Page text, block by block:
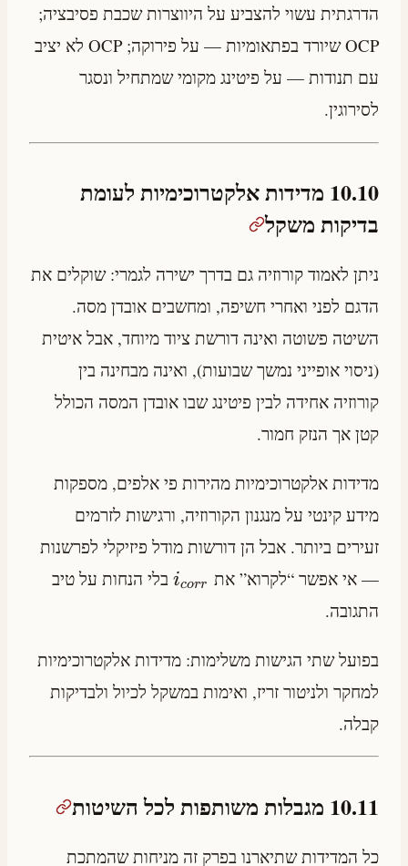
הדרגתית עשוי להצביע על היווצרות שכבת פסיבציה;
OCP שיורד בפתאומיות — על פירוקה; OCP לא יציב
עם תנודות — על פיטינג מקומי שמתחיל ונסגר
לסירוגין.
10.10 מדידות אלקטרוכימיות לעומת
בדיקות משקל
ניתן לאמוד קורוזיה גם בדרך ישירה לגמרי: שוקלים את
הדגם לפני ואחרי חשיפה, ומחשבים אובדן מסה.
השיטה פשוטה ואינה דורשת ציוד מיוחד, אבל איטית
(ניסוי אופייני נמשך שבועות), ואינה מבחינה בין
קורוזיה אחידה לבין פיטינג שבו אובדן המסה הכולל
קטן אך הנזק חמור.
מדידות אלקטרוכימיות מהירות פי אלפים, מספקות
מידע קינטי על מנגנון הקורוזיה, ורגישות לזרמים
זעירים ביותר. אבל הן דורשות מודל פיזיקלי לפרשנות
— אי אפשר “לקרוא” את
icorr
בלי הנחות על טיב
התגובה.
בפועל שתי הגישות משלימות: מדידות אלקטרוכימיות
למחקר ולניטור זריז, ואימות במשקל לכיול ולבדיקות
קבלה.
10.11 מגבלות משותפות לכל השיטות
כל המדידות שתיארנו בפרק זה מניחות שהמתכת